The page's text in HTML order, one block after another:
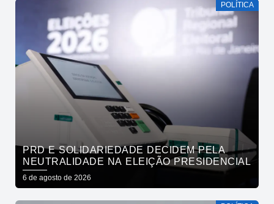
POLÍTICA
PRD E SOLIDARIEDADE DECIDEM PELA
NEUTRALIDADE NA ELEIÇÃO PRESIDENCIAL
6 de agosto de 2026